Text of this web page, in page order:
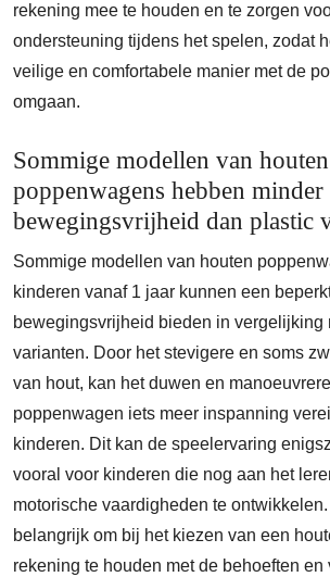
rekening mee te houden en te zorgen
ondersteuning tijdens het spelen, zodat
veilige en comfortabele manier met de
omgaan.
Sommige modellen van houten
poppenwagens hebben minder
bewegingsvrijheid dan plastic
Sommige modellen van houten
kinderen vanaf 1 jaar kunnen een
bewegingsvrijheid bieden in vergelijking
varianten. Door het stevigere en soms
van hout, kan het duwen en
poppenwagen iets meer inspanning
kinderen. Dit kan de speelervaring
vooral voor kinderen die nog aan het
motorische vaardigheden te
belangrijk om bij het kiezen van een
rekening te houden met de behoeften